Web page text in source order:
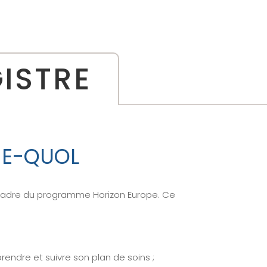
QUOL
du programme Horizon Europe. Ce
et suivre son plan de soins ;